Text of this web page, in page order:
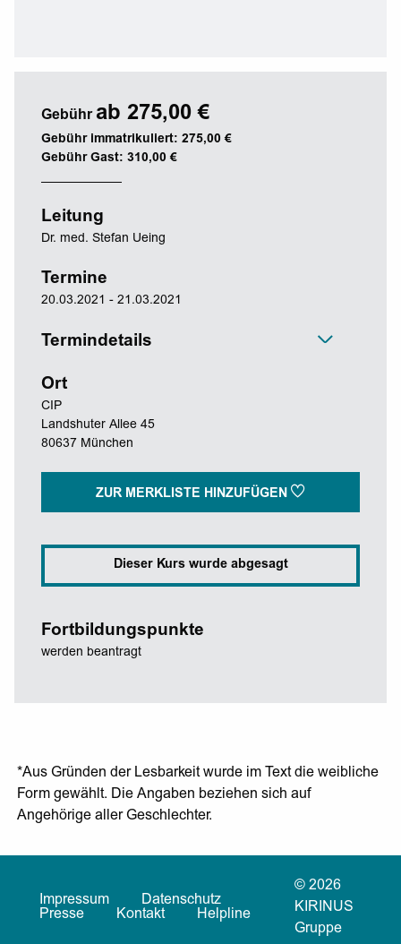
Gebühr ab 275,00 €
Gebühr immatrikuliert: 275,00 €
Gebühr Gast: 310,00 €
Leitung
Dr. med. Stefan Ueing
Termine
20.03.2021 - 21.03.2021
Termindetails
Ort
CIP
Landshuter Allee 45
80637 München
ZUR MERKLISTE HINZUFÜGEN
Dieser Kurs wurde abgesagt
Fortbildungspunkte
werden beantragt
*Aus Gründen der Lesbarkeit wurde im Text die weibliche
Form gewählt. Die Angaben beziehen sich auf
Angehörige aller Geschlechter.
Impressum
Datenschutz
Presse
Kontakt Helpline
© 2026
KIRINUS
Gruppe